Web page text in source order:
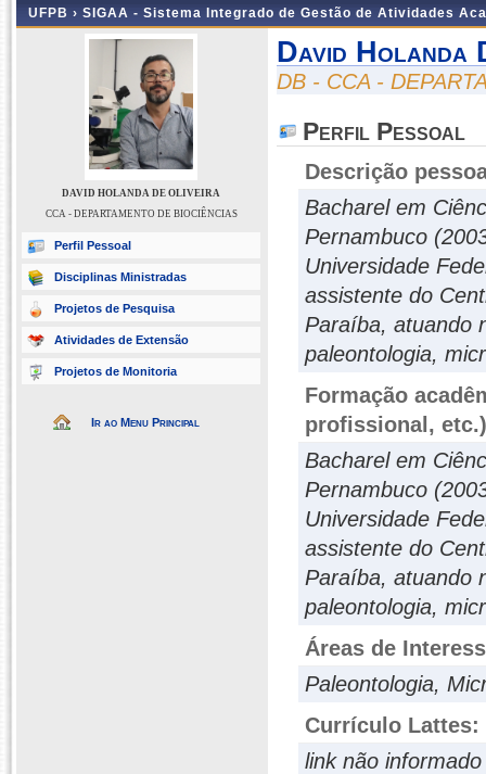
UFPB › SIGAA - Sistema Integrado de Gestão de Atividades
DAVID HOLANDA DE OLIVEIRA
CCA - DEPARTAMENTO DE BIOCIÊNCIAS
Perfil Pessoal
Disciplinas Ministradas
Projetos de Pesquisa
Atividades de Extensão
Projetos de Monitoria
Ir ao Menu Principal
David Holanda
DB - CCA -
Perfil Pessoal
Descrição
Bacharel em
Pernambuco
Universidade
assistente do
Paraíba, atuando
paleontologia,
Formação
profissional, etc.)
Bacharel em
Pernambuco
Universidade
assistente do
Paraíba, atuando
paleontologia,
Áreas de
Paleontologia,
Currículo Lattes:
link não informado